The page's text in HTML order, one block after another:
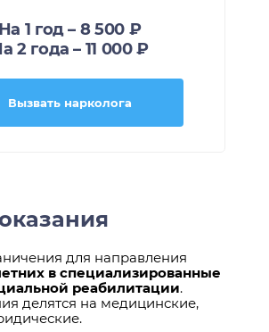
На 1 год – 8 500 ₽
2 года – 11 000 ₽
Вызвать нарколога
для направления
в специализированные
реабилитации.
делятся на медицинские,